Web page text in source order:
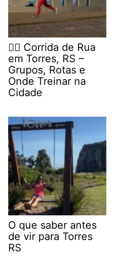
🏃‍♂️ Corrida de Rua
em Torres, RS –
Grupos, Rotas e
Onde Treinar na
Cidade
O que saber antes
de vir para Torres
RS